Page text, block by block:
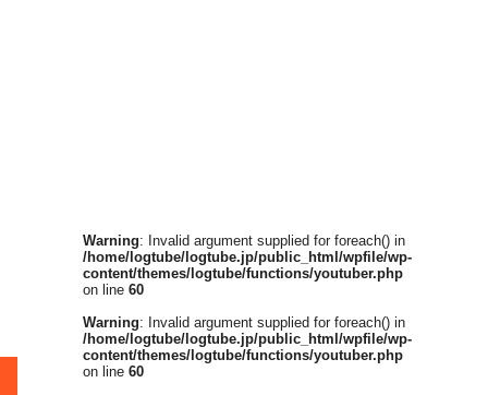
Warning: Invalid argument supplied for foreach() in
/home/logtube/logtube.jp/public_html/wpfile/wp-
content/themes/logtube/functions/youtuber.php
on line 60
Warning: Invalid argument supplied for foreach() in
/home/logtube/logtube.jp/public_html/wpfile/wp-
content/themes/logtube/functions/youtuber.php
on line 60